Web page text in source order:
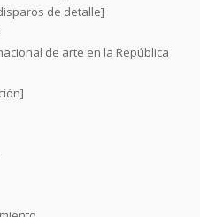
de detalle]
de arte en la República